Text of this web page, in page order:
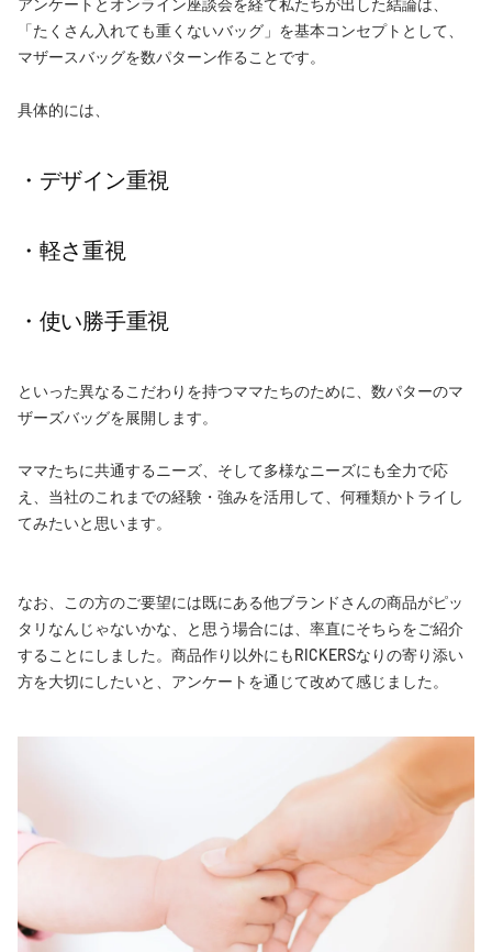
「たくさん入れても重くないバッグ」を基本コンセプトとして、
マザースバッグを数パターン作ることです。
具体的には、
・デザイン重視
・軽さ重視
・使い勝手重視
といった異なるこだわりを持つママたちのために、数パターのマ
ザーズバッグを展開します。
ママたちに共通するニーズ、そして多様なニーズにも全力で応
え、当社のこれまでの経験・強みを活用して、何種類かトライし
てみたいと思います。
なお、この方のご要望には既にある他ブランドさんの商品がピッ
タリなんじゃないかな、と思う場合には、率直にそちらをご紹介
することにしました。商品作り以外にもRICKERSなりの寄り添い
方を大切にしたいと、アンケートを通じて改めて感じました。